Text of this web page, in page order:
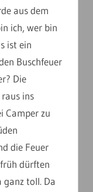
aus dem
ich, wer bin
ist ein
Buschfeuer
Die
ins
Camper zu
die Feuer
dürften
ganz toll. Da